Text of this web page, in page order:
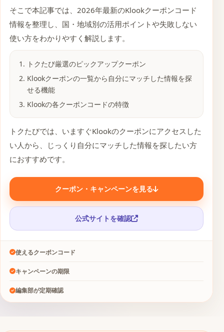
そこで本記事では、2026年最新のKlookクーポンコード
情報を整理し、国・地域別の活用ポイントや失敗しない
使い方をわかりやすく解説します。
トクたび厳選のピックアップクーポン
Klookクーポンの一覧から自分にマッチした情報を探
せる機能
Klookの各クーポンコードの特徴
トクたびでは、いますぐKlookのクーポンにアクセスした
い人から、じっくり自分にマッチした情報を探したい方
におすすめです。
クーポン・キャンペーンを見る
公式サイトを確認
使えるクーポンコード
キャンペーンの期限
編集部が定期確認